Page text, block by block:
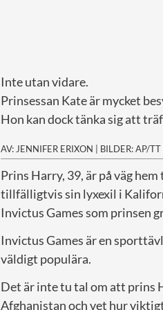
Inte utan vidare.
Prinsessan Kate är mycket
Hon kan dock tänka sig att
AV: JENNIFER ERIXON | BILDER: AP/TT
Prins Harry, 39, är på väg
tillfälligtvis sin lyxexil i
Invictus Games som prinsen
Invictus Games är en
väldigt populära.
Det är inte tu tal om att prins
Afghanistan och vet hur